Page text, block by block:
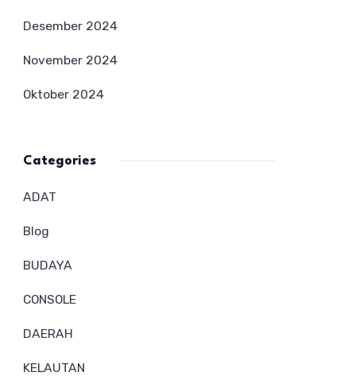
Desember 2024
November 2024
Oktober 2024
Categories
ADAT
Blog
BUDAYA
CONSOLE
DAERAH
KELAUTAN